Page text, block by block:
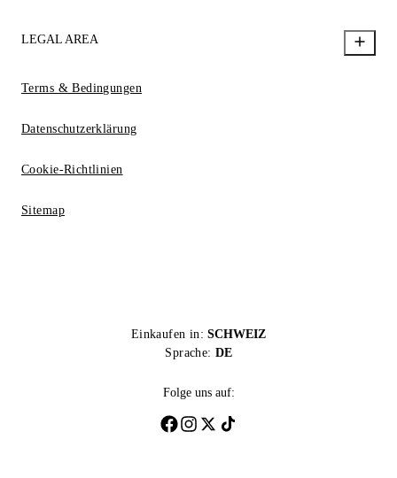
LEGAL AREA
Terms & Bedingungen
Datenschutzerklärung
Cookie-Richtlinien
Sitemap
Einkaufen in: SCHWEIZ
Sprache: DE
Folge uns auf: